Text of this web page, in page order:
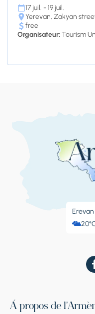
17 juil. - 19 juil.
Yerevan, Zakyan
free
Organisateur:Tourism
Erevan
À propos de